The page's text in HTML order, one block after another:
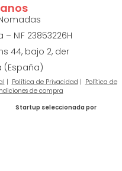
NIF 23853226H
44, bajo 2, der
(España)
| Política de Privacidad | Política de
de compra
Startup seleccionada por